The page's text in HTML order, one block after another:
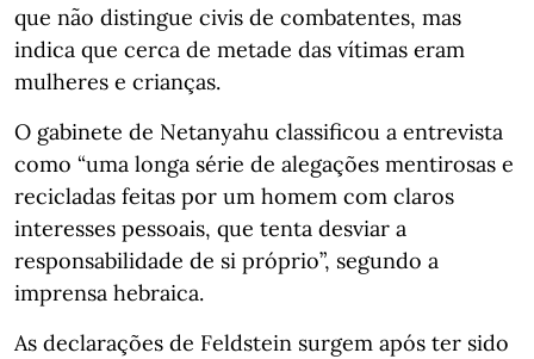
que não distingue civis de combatentes, mas
indica que cerca de metade das vítimas eram
mulheres e crianças.
O gabinete de Netanyahu classificou a entrevista
como “uma longa série de alegações mentirosas e
recicladas feitas por um homem com claros
interesses pessoais, que tenta desviar a
responsabilidade de si próprio”, segundo a
imprensa hebraica.
As declarações de Feldstein surgem após ter sido